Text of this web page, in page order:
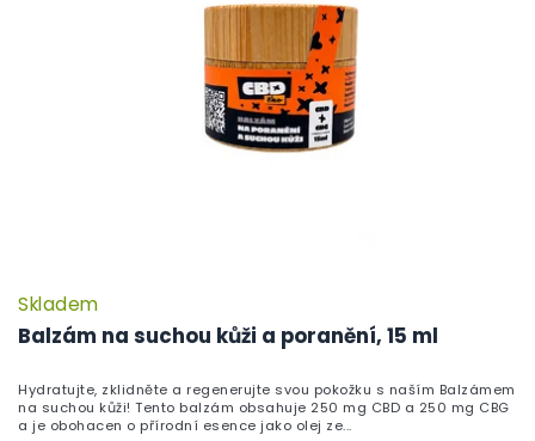
Balzám na suchou kůži a poranění, 15 ml
Skladem
Hydratujte, zklidněte a regenerujte svou pokožku s naším Balzámem
na suchou kůži! Tento balzám obsahuje 250 mg CBD a 250 mg CBG
a je obohacen o přírodní esence jako olej ze...